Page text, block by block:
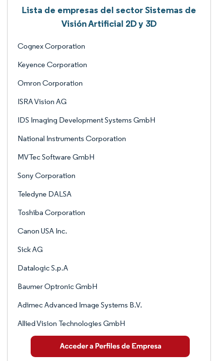
Lista de empresas del sector Sistemas de
Visión Artificial 2D y 3D
Cognex Corporation
Keyence Corporation
Omron Corporation
ISRA Vision AG
IDS Imaging Development Systems GmbH
National Instruments Corporation
MVTec Software GmbH
Sony Corporation
Teledyne DALSA
Toshiba Corporation
Canon USA Inc.
Sick AG
Datalogic S.p.A
Baumer Optronic GmbH
Adimec Advanced Image Systems B.V.
Allied Vision Technologies GmbH